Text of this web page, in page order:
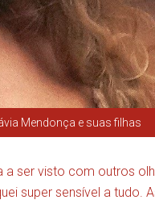
Mendonça e suas filhas
a ser visto com outros
super sensível a tudo.